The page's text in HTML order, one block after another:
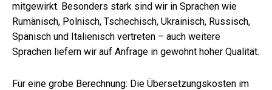
mitgewirkt. Besonders stark sind wir in Sprachen wie
Rumänisch, Polnisch, Tschechisch, Ukrainisch, Russisch,
Spanisch und Italienisch vertreten – auch weitere
Sprachen liefern wir auf Anfrage in gewohnt hoher Qualität.
Für eine grobe Berechnung: Die Übersetzungskosten im